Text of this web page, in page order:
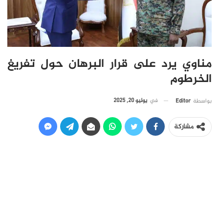
مناوي يرد على قرار البرهان حول تفريغ
الخرطوم
بواسطة Editor في يوليو 20, 2025
مشاركة